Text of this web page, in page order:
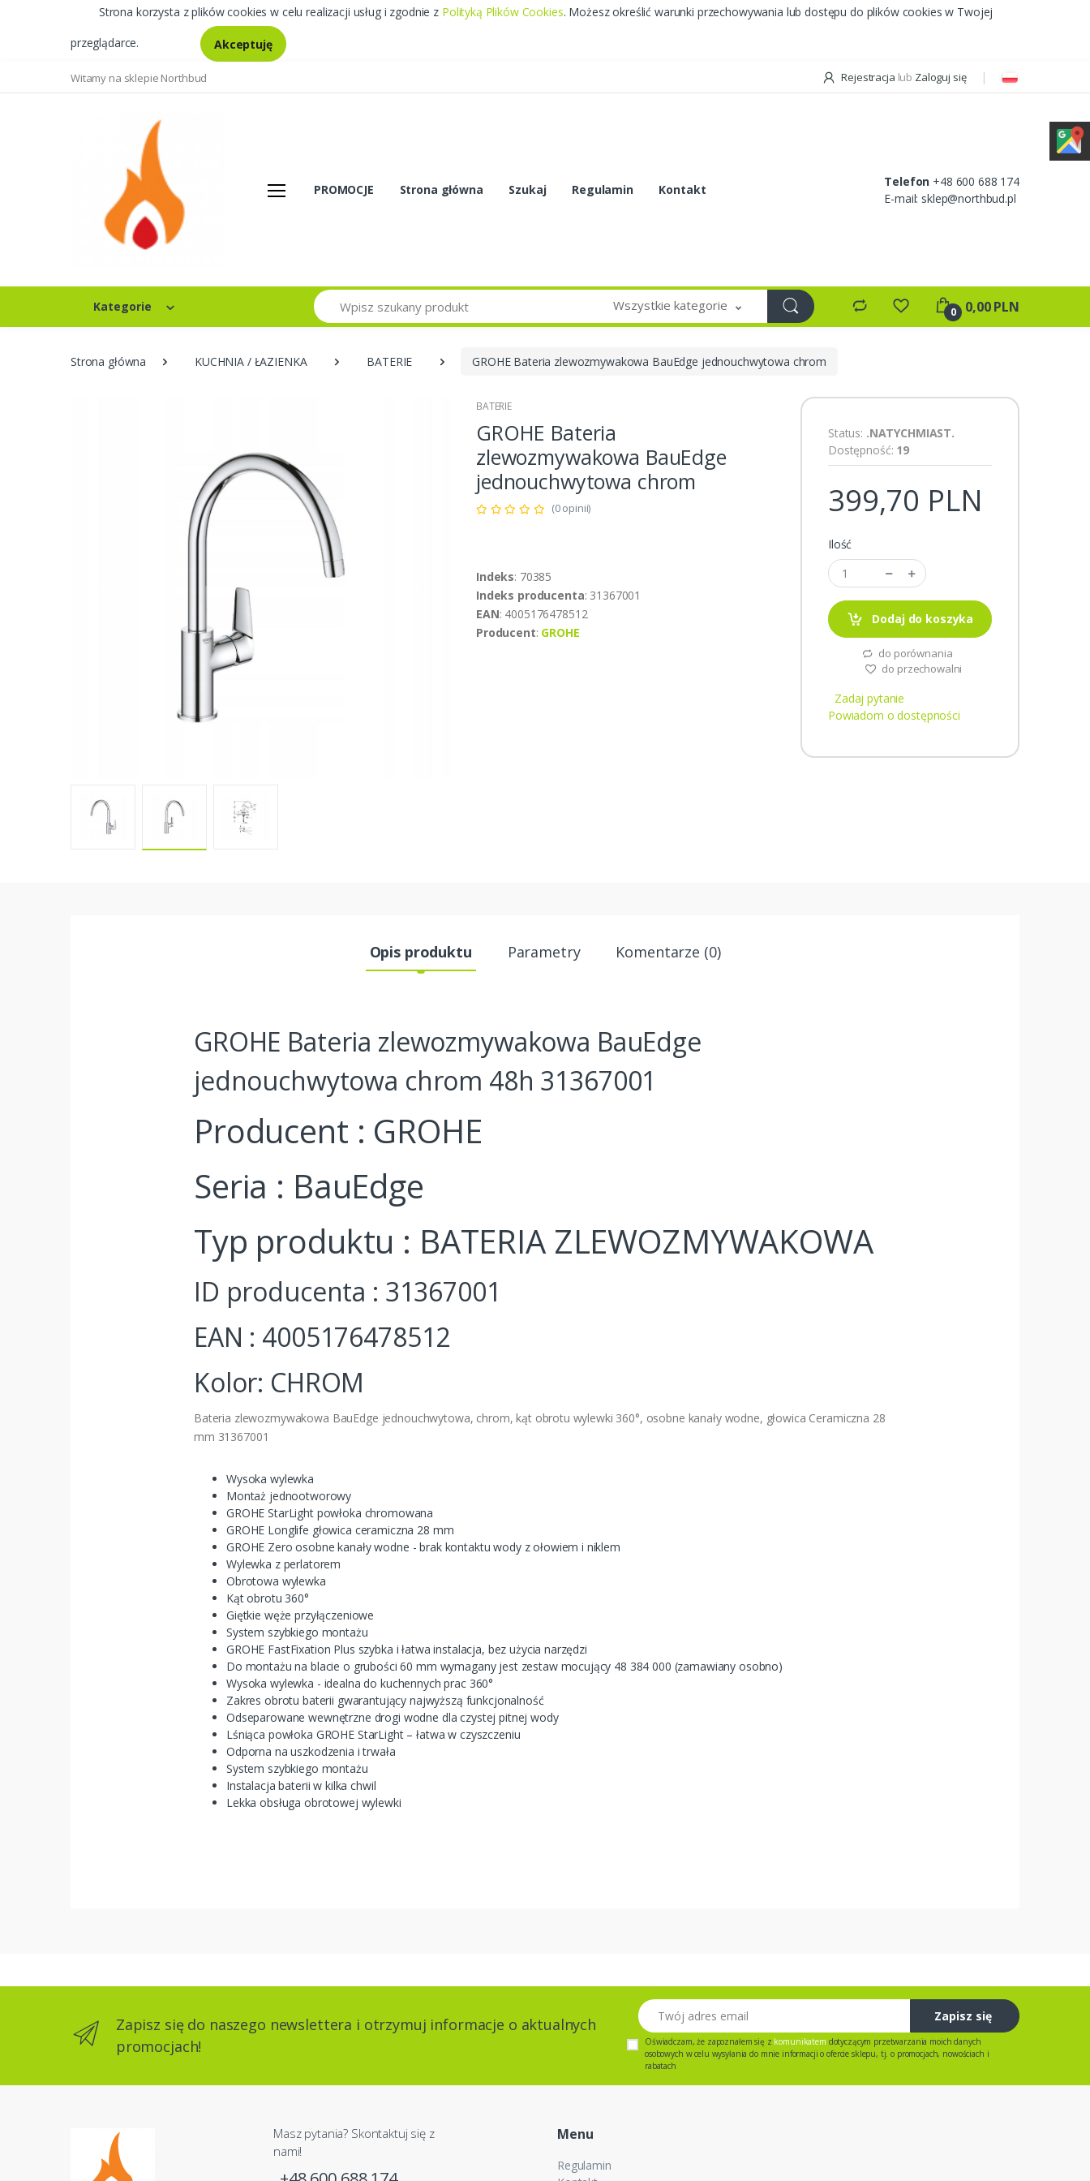
Strona korzysta z plików cookies w celu realizacji usług i zgodnie z Polityką Plików Cookies. Możesz określić warunki przechowywania lub dostępu do plików cookies w Twojej
przeglądarce. Akceptuję
Witamy na sklepie Northbud Rejestracja lub Zaloguj się
PROMOCJE Strona główna Szukaj Regulamin Kontakt
Telefon +48 600 688 174
E-mail: sklep@northbud.pl
Kategorie
Szukaj Wszystkie kategorie 0 0,00 PLN
Strona główna KUCHNIA / ŁAZIENKA BATERIE GROHE Bateria zlewozmywakowa BauEdge jednouchwytowa chrom
BATERIE
GROHE Bateria
zlewozmywakowa BauEdge
jednouchwytowa chrom
(0 opinii)
Indeks: 70385
Indeks producenta: 31367001
EAN: 4005176478512
Producent: GROHE
Status: .NATYCHMIAST.
Dostępność: 19
399,70 PLN
Ilość
Dodaj do koszyka
do porównania
do przechowalni
Zadaj pytanie
Powiadom o dostępności
Opis produktu Parametry Komentarze (0)
GROHE Bateria zlewozmywakowa BauEdge
jednouchwytowa chrom 48h 31367001
Producent : GROHE
Seria : BauEdge
Typ produktu : BATERIA ZLEWOZMYWAKOWA
ID producenta : 31367001
EAN : 4005176478512
Kolor: CHROM
Bateria zlewozmywakowa BauEdge jednouchwytowa, chrom, kąt obrotu wylewki 360°, osobne kanały wodne, głowica Ceramiczna 28
mm 31367001
Wysoka wylewka
Montaż jednootworowy
GROHE StarLight powłoka chromowana
GROHE Longlife głowica ceramiczna 28 mm
GROHE Zero osobne kanały wodne - brak kontaktu wody z ołowiem i niklem
Wylewka z perlatorem
Obrotowa wylewka
Kąt obrotu 360°
Giętkie węże przyłączeniowe
System szybkiego montażu
GROHE FastFixation Plus szybka i łatwa instalacja, bez użycia narzędzi
Do montażu na blacie o grubości 60 mm wymagany jest zestaw mocujący 48 384 000 (zamawiany osobno)
Wysoka wylewka - idealna do kuchennych prac 360°
Zakres obrotu baterii gwarantujący najwyższą funkcjonalność
Odseparowane wewnętrzne drogi wodne dla czystej pitnej wody
Lśniąca powłoka GROHE StarLight – łatwa w czyszczeniu
Odporna na uszkodzenia i trwała
System szybkiego montażu
Instalacja baterii w kilka chwil
Lekka obsługa obrotowej wylewki
Zapisz się do naszego newslettera i otrzymuj informacje o aktualnych
promocjach!
Twój adres email
Zapisz się
Oświadczam, że zapoznałem się z komunikatem dotyczącym przetwarzania moich danych
osobowych w celu wysyłania do mnie informacji o ofercie sklepu, tj. o promocjach, nowościach i
rabatach
Masz pytania? Skontaktuj się z
nami!
Menu
Regulamin